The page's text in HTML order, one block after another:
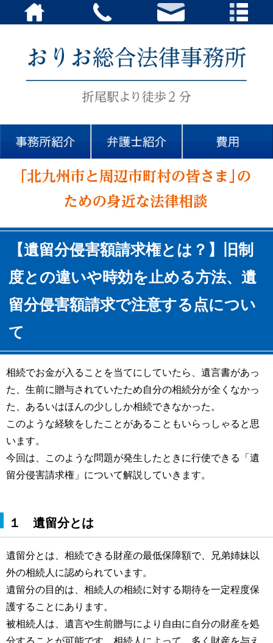
【遺留分侵害額請求権とは？】旧制
度との違いや時効を止める方法、遺
留分侵害額請求で注意する点につい
て
相続でお金が入ることを当てにしていたら、遺言書があっ
た、生前に贈与されていたため自分の相続分が全くなかっ
た、あるいはほんの少ししか相続できなかった。
このような経験をしたことがあることもいらっしゃると思
います。
今回は、このような問題が発生したときに行使できる「遺
留分侵害請求権」について解説していきます。
１ 遺留分とは
遺留分とは、相続できる財産の最低保障額で、兄弟姉妹以
外の相続人に認められています。
遺留分の目的は、相続人の相続に対する期待を一定程度保
護することにあります。
被相続人は、遺言や生前贈与により自由に自分の財産を処